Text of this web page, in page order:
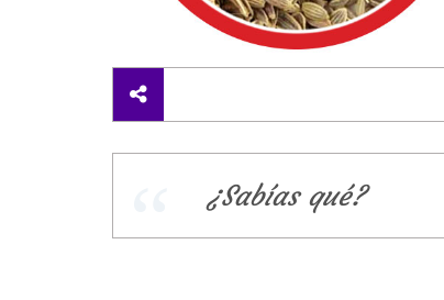
¿Sabías qué?